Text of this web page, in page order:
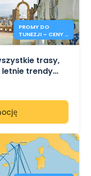
PROMY DO
TUNEZJI – CENY I
INFORMACJE NA
trasy,
letnie trendy